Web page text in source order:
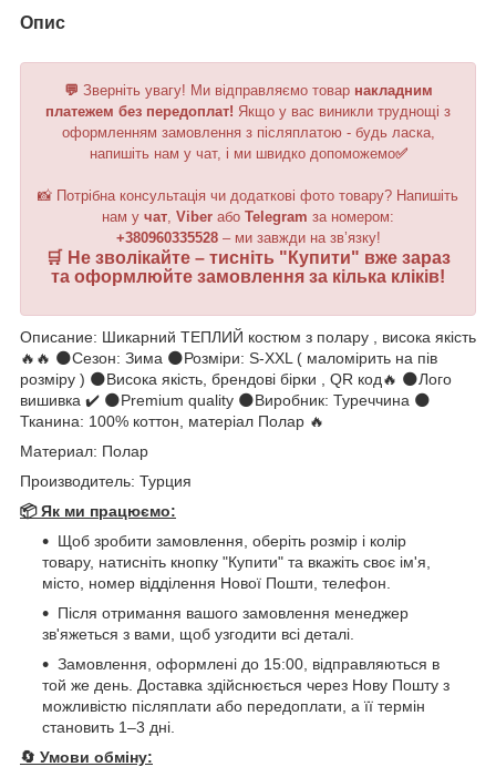
Опис
💬 Зверніть увагу! Ми відправляємо товар накладним
платежем без передоплат! Якщо у вас виникли труднощі з
оформленням замовлення з післяплатою - будь ласка,
напишіть нам у чат, і ми швидко допоможемо✅
📸 Потрібна консультація чи додаткові фото товару? Напишіть
нам у чат Viber або Telegram за номером:
+380960335528– ми завжди на зв’язку!
🛒 Не зволікайте – тисніть " Купити" вже зараз
та оформлюйте замовлення за кілька кліків!
Описание: Шикарний ТЕПЛИЙ костюм з полару , висока якість
🔥🔥 🌑Сезон: Зима 🌑Розміри: S-XXL ( маломірить на пів
розміру ) 🌑Висока якість, брендові бірки , QR код🔥 🌑Лого
вишивка ✔️ 🌑Premium quality 🌑Виробник: Туреччина 🌑
Тканина: 100% коттон, матеріал Полар 🔥
Материал: Полар
Производитель: Турция
📦 Як ми працюємо:
Щоб зробити замовлення, оберіть розмір і колір
товару, натисніть кнопку "Купити" та вкажіть своє ім'я,
місто, номер відділення Нової Пошти, телефон.
Після отримання вашого замовлення менеджер
зв'яжеться з вами, щоб узгодити всі деталі.
Замовлення, оформлені до 15:00, відправляються в
той же день. Доставка здійснюється через Нову Пошту з
можливістю післяплати або передоплати, а її термін
становить 1–3 дні.
🔄 Умови обміну: